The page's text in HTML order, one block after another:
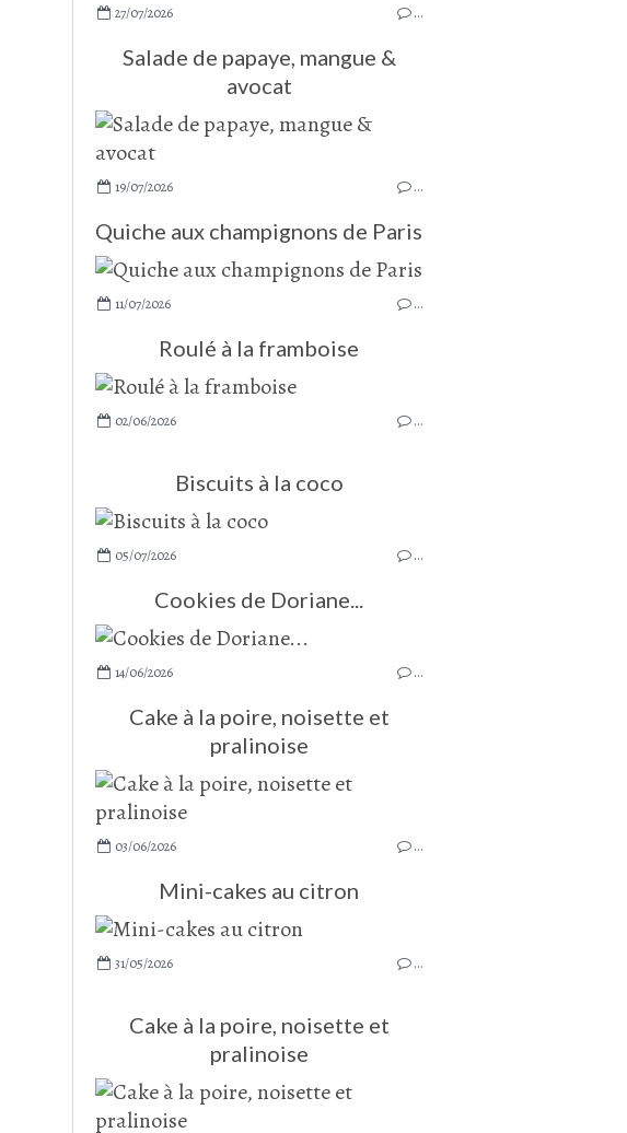
27/07/2026 …
Salade de papaye, mangue &
avocat
19/07/2026 …
Quiche aux champignons de Paris
11/07/2026 …
Roulé à la framboise
02/06/2026 …
Biscuits à la coco
05/07/2026 …
Cookies de Doriane...
14/06/2026 …
Cake à la poire, noisette et
pralinoise
03/06/2026 …
Mini-cakes au citron
31/05/2026 …
Cake à la poire, noisette et
pralinoise